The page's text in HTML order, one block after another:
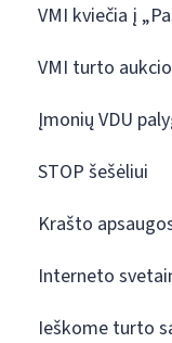
VMI kviečia į
VMI turto
Įmonių VDU
STOP šešėliui
Krašto
Interneto
Ieškome turto